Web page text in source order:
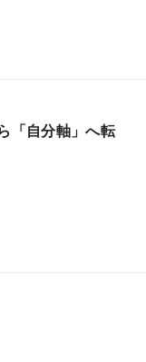
「自分軸」へ転